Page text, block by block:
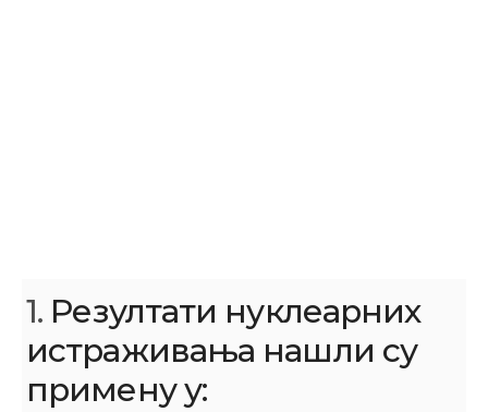
1. Резултати нуклеарних
истраживања нашли су
примену у: